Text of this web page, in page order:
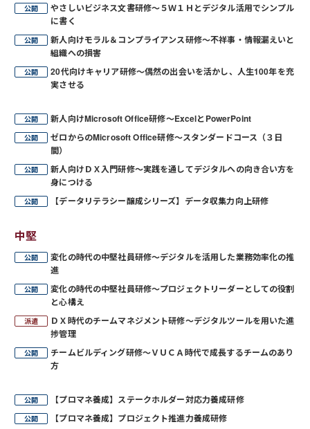
やさしいビジネス文書研修～５Ｗ１Ｈとデジタル活用でシンプル
に書く
新人向けモラル＆コンプライアンス研修～不祥事・情報漏えいと
組織への損害
20代向けキャリア研修～偶然の出会いを活かし、人生100年を充
実させる
新人向けMicrosoft Office研修～ExcelとPowerPoint
ゼロからのMicrosoft Office研修～スタンダードコース（３日
間）
新人向けＤＸ入門研修～実践を通してデジタルへの向き合い方を
身につける
【データリテラシー醸成シリーズ】データ収集力向上研修
中堅
変化の時代の中堅社員研修～デジタルを活用した業務効率化の推
進
変化の時代の中堅社員研修～プロジェクトリーダーとしての役割
と心構え
ＤＸ時代のチームマネジメント研修～デジタルツールを用いた進
捗管理
チームビルディング研修～ＶＵＣＡ時代で成長するチームのあり
方
【プロマネ養成】ステークホルダー対応力養成研修
【プロマネ養成】プロジェクト推進力養成研修